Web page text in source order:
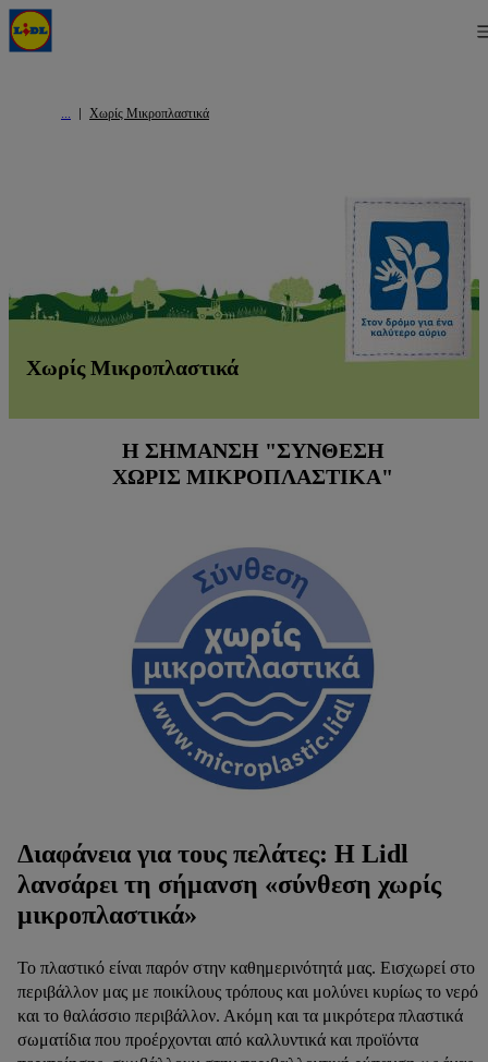
Χωρίς Μικροπλαστικά
Χωρίς Μικροπλαστικά
H ΣΉΜΑΝΣΗ "ΣΎΝΘΕΣΗ
ΧΩΡΊΣ ΜΙΚΡΟΠΛΑΣΤΙΚΆ"
Διαφάνεια για τους πελάτες: Η Lidl
λανσάρει τη σήμανση «σύνθεση χωρίς
μικροπλαστικά»
Το πλαστικό είναι παρόν στην καθημερινότητά μας. Εισχωρεί στο
περιβάλλον μας με ποικίλους τρόπους και μολύνει κυρίως το νερό
και το θαλάσσιο περιβάλλον. Ακόμη και τα μικρότερα πλαστικά
σωματίδια που προέρχονται από καλλυντικά και προϊόντα